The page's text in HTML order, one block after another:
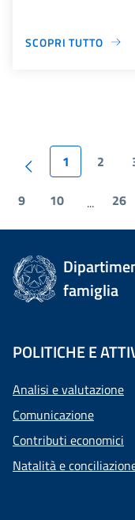
SCOPRI TUTTO
1 2
9 10 ... 26
famiglia
POLITICHE E
Analisi e valutazione
Comunicazione
Contributi economici
Natalità e